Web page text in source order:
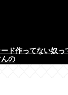
ド作ってない奴っ
の